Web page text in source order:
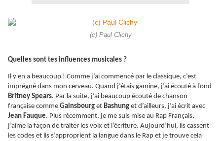
(c) Paul Clichy
Quelles sont tes influences musicales ?
Il y en a beaucoup ! Comme j’ai commencé par le classique, c’est
imprégné dans mon cerveau. Quand j’étais gamine, j’ai écouté à fond
Britney Spears. Par la suite, j’ai beaucoup écouté de chanson
française comme Gainsbourg et Bashung et d’ailleurs, j’ai écrit avec
Jean Fauque. Plus récemment, je me suis mise au Rap Français,
j’aime la façon de traiter les voix et l’écriture. Aujourd’hui, ils cassent
les codes et ils s’approprient la langue dans le Rap et je trouve cela